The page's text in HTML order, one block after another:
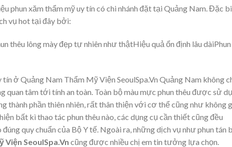
phun xăm thẩm mỹ uy tín có chi nhánh đặt tại Quảng Nam. Đặc
vụ hot tại đây bởi:
thêu lông mày đẹp tự nhiên như thậtHiệu quả ổn định lâu dàiPhun
ở Quảng Nam Thẩm Mỹ Viện SeoulSpa.Vn Quảng Nam không
quan tâm tới tính an toàn. Toàn bộ màu mực phun thêu được sử
thành phần thiên nhiên, rất thân thiện với cơ thể cũng như không
bất kì thao tác phun thêu nào, các dụng cụ cần thiết cũng đều
quy chuẩn của Bộ Y tế. Ngoài ra, những dịch vụ như phun tán
Viện SeoulSpa.Vn cũng được nhiều chị em tin tưởng lựa chọn.